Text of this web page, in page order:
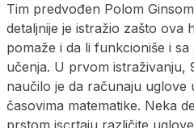
Tim predvođen Polom
detaljnije je istražio zašto ova
pomaže i da li funkcioniše i
učenja. U prvom istraživanju,
naučilo je da računaju uglove
časovima matematike. Neka